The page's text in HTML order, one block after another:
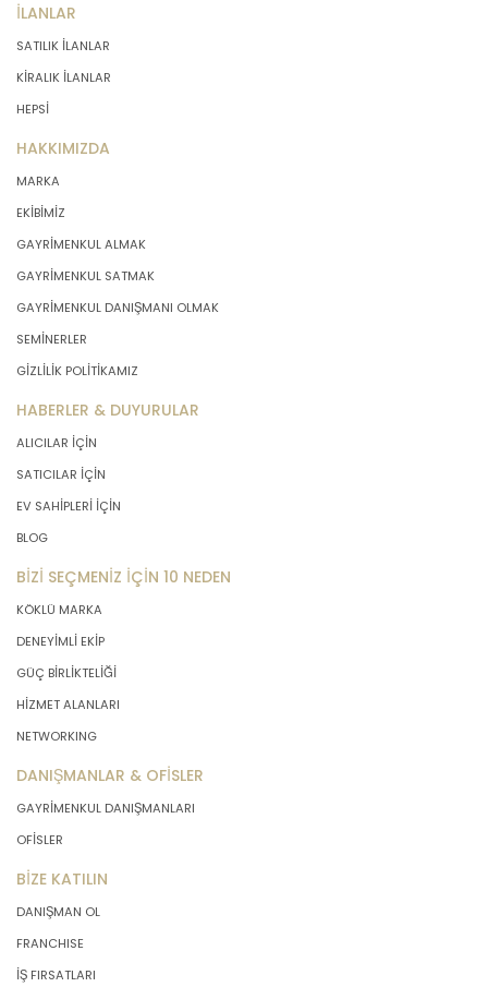
İLANLAR
SATILIK İLANLAR
KİRALIK İLANLAR
HEPSİ
HAKKIMIZDA
MARKA
EKİBİMİZ
GAYRİMENKUL ALMAK
GAYRİMENKUL SATMAK
GAYRİMENKUL DANIŞMANI OLMAK
SEMİNERLER
GİZLİLİK POLİTİKAMIZ
HABERLER & DUYURULAR
ALICILAR İÇİN
SATICILAR İÇİN
EV SAHİPLERİ İÇİN
BLOG
BİZİ SEÇMENİZ İÇİN 10 NEDEN
KÖKLÜ MARKA
DENEYİMLİ EKİP
GÜÇ BİRLİKTELİĞİ
HİZMET ALANLARI
NETWORKING
DANIŞMANLAR & OFİSLER
GAYRİMENKUL DANIŞMANLARI
OFİSLER
BİZE KATILIN
DANIŞMAN OL
FRANCHISE
İŞ FIRSATLARI